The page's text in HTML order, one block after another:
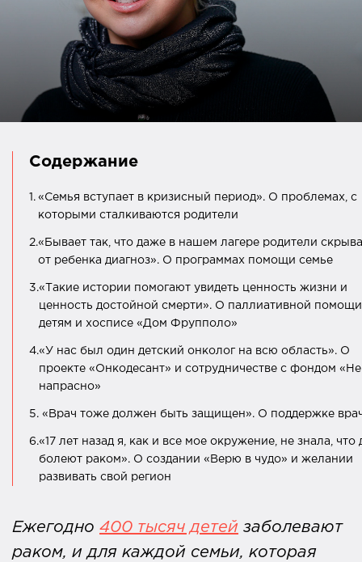
Содержание
1. «Семья вступает в кризисный период». О проблемах, с
которыми сталкиваются родители
2.«Бывает так, что даже в нашем лагере родители
от ребенка диагноз». О программах помощи семье
3.«Такие истории помогают увидеть ценность жизни и
ценность достойной смерти». О паллиативной помощи
детям и хосписе «Дом Фрупполо»
4.«У нас был один детский онколог на всю область». О
проекте «Онкодесант» и сотрудничестве с фондом «Не
напрасно»
5. «Врач тоже должен быть защищен». О поддержке
6.«17 лет назад я, как и все мое окружение, не знала, что
болеют раком». О создании «Верю в чудо» и желании
развивать свой регион
Ежегодно 400 тысяч детей заболевают
раком, и для каждой семьи, которая